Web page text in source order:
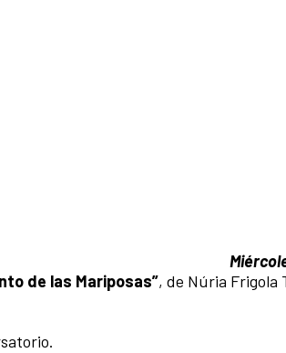
de las Mariposas”, de Núria Frigola